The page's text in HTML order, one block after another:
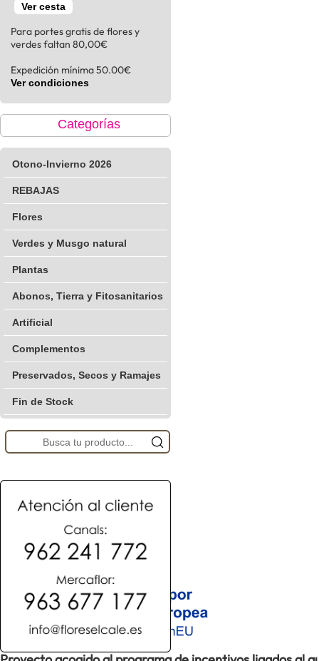
Ver cesta
Para portes gratis de flores y
verdes faltan 80,00€
Expedición mínima 50.00€
Ver condiciones
Categorías
Otono-Invierno 2026
REBAJAS
Flores
Verdes y Musgo natural
Plantas
Abonos, Tierra y Fitosanitarios
Artificial
Complementos
Preservados, Secos y Ramajes
Fin de Stock